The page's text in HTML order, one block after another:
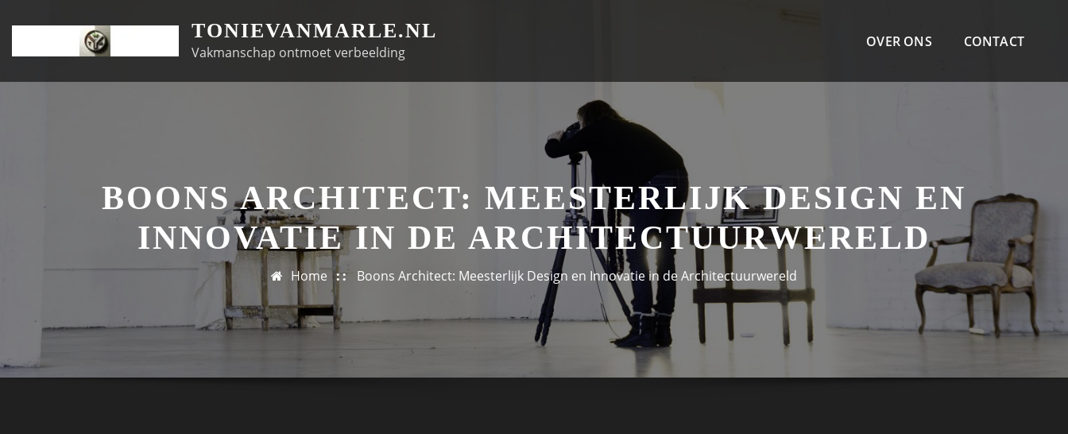
inhoud
TONIEVANMARLE.NL
Vakmanschap ontmoet verbeelding
OVER ONS CONTACT
BOONS ARCHITECT: MEESTERLIJK DESIGN EN
INNOVATIE IN DE ARCHITECTUURWERELD
Home Boons Architect: Meesterlijk Design en Innovatie in de Architectuurwereld